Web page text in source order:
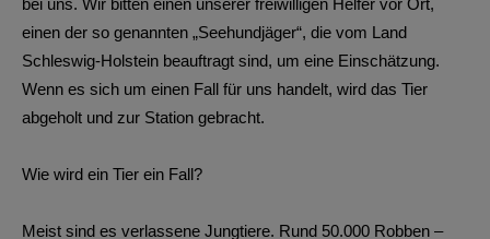
bei uns. Wir bitten einen unserer freiwilligen Helfer vor Ort,
einen der so genannten „Seehundjäger“, die vom Land
Schleswig-Holstein beauftragt sind, um eine Einschätzung.
Wenn es sich um einen Fall für uns handelt, wird das Tier
abgeholt und zur Station gebracht.
Wie wird ein Tier ein Fall?
Meist sind es verlassene Jungtiere. Rund 50.000 Robben –